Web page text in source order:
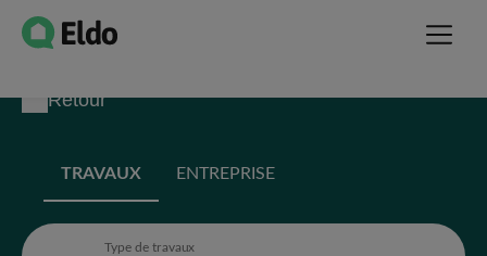
Retour
TRAVAUX ENTREPRISE
Type de travaux